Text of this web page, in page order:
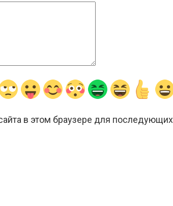
в этом браузере для